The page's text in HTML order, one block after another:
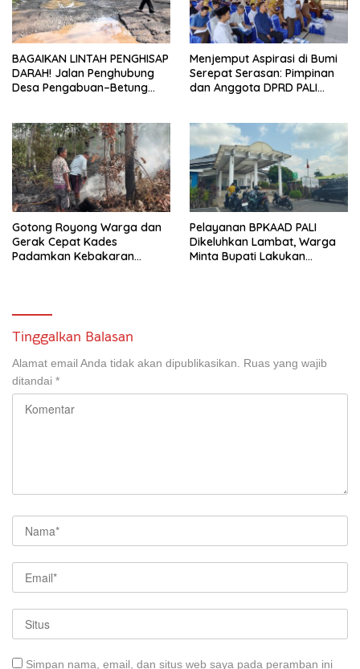
BAGAIKAN LINTAH PENGHISAP
DARAH! Jalan Penghubung
Desa Pengabuan–Betung
Kerok
Menjemput Aspirasi di Bumi
Serepat Serasan: Pimpinan
dan Anggota DPRD PALI
Melalui Reses Ke-2 Tahun
2026
Gotong Royong Warga dan
Gerak Cepat Kades
Padamkan Kebakaran
Pelayanan BPKAAD PALI
Dikeluhkan Lambat, Warga
Minta Bupati Lakukan
Tinggalkan Balasan
Alamat email Anda tidak akan dipublikasikan.
Ruas yang wajib
ditandai *
Simpan nama, email, dan situs web saya pada peramban ini